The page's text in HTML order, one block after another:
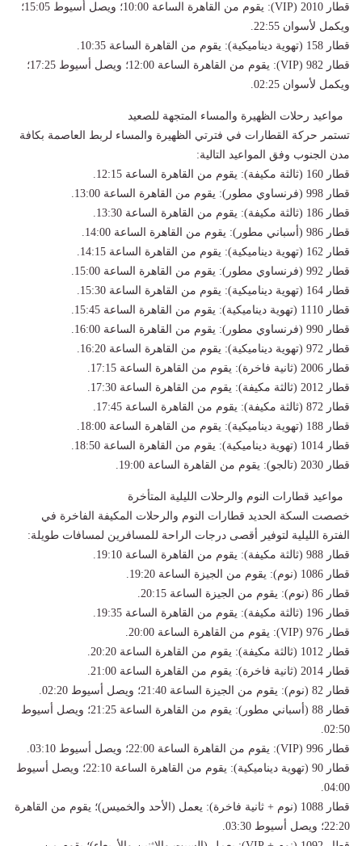
قطار 2010 (VIP): يقوم من القاهرة الساعة 10:00؛ ويصل أسيوط 15:05؛
ويكمل لأسوان 22:55.
قطار 158 (تهوية ديناميكية): يقوم من القاهرة الساعة 10:35.
قطار 982 (VIP): يقوم من القاهرة الساعة 12:00؛ ويصل أسيوط 17:25؛
ويكمل لأسوان 02:25.
مواعيد رحلات الظهيرة والمساء المتجهة للصعيد
تستمر حركة القطارات في فترتي الظهيرة والمساء لربط العاصمة بكافة
مدن الجنوب وفق المواعيد التالية:
قطار 160 (ثالثة مكيفة): يقوم من القاهرة الساعة 12:15.
قطار 998 (فرنساوي مطور): يقوم من القاهرة الساعة 13:00.
قطار 186 (ثالثة مكيفة): يقوم من القاهرة الساعة 13:30.
قطار 986 (أسباني مطور): يقوم من القاهرة الساعة 14:00.
قطار 162 (تهوية ديناميكية): يقوم من القاهرة الساعة 14:15.
قطار 992 (فرنساوي مطور): يقوم من القاهرة الساعة 15:00.
قطار 164 (تهوية ديناميكية): يقوم من القاهرة الساعة 15:30.
قطار 1110 (تهوية ديناميكية): يقوم من القاهرة الساعة 15:45.
قطار 990 (فرنساوي مطور): يقوم من القاهرة الساعة 16:00.
قطار 972 (تهوية ديناميكية): يقوم من القاهرة الساعة 16:20.
قطار 2006 (ثانية فاخرة): يقوم من القاهرة الساعة 17:15.
قطار 2012 (ثالثة مكيفة): يقوم من القاهرة الساعة 17:30.
قطار 872 (ثالثة مكيفة): يقوم من القاهرة الساعة 17:45.
قطار 188 (تهوية ديناميكية): يقوم من القاهرة الساعة 18:00.
قطار 1014 (تهوية ديناميكية): يقوم من القاهرة الساعة 18:50.
قطار 2030 (تالجو): يقوم من القاهرة الساعة 19:00.
مواعيد قطارات النوم والرحلات الليلية المتأخرة
خصصت السكة الحديد قطارات النوم والرحلات المكيفة الفاخرة في
الفترة الليلية لتوفير أقصى درجات الراحة للمسافرين لمسافات طويلة:
قطار 988 (ثالثة مكيفة): يقوم من القاهرة الساعة 19:10.
قطار 1086 (نوم): يقوم من الجيزة الساعة 19:20.
قطار 86 (نوم): يقوم من الجيزة الساعة 20:15.
قطار 196 (ثالثة مكيفة): يقوم من القاهرة الساعة 19:35.
قطار 976 (VIP): يقوم من القاهرة الساعة 20:00.
قطار 1012 (ثالثة مكيفة): يقوم من القاهرة الساعة 20:20.
قطار 2014 (ثانية فاخرة): يقوم من القاهرة الساعة 21:00.
قطار 82 (نوم): يقوم من الجيزة الساعة 21:40؛ ويصل أسيوط 02:20.
قطار 88 (أسباني مطور): يقوم من القاهرة الساعة 21:25؛ ويصل أسيوط
02:50.
قطار 996 (VIP): يقوم من القاهرة الساعة 22:00؛ ويصل أسيوط 03:10.
قطار 90 (تهوية ديناميكية): يقوم من القاهرة الساعة 22:10؛ ويصل أسيوط
04:00.
قطار 1088 (نوم + ثانية فاخرة): يعمل (الأحد والخميس)؛ يقوم من القاهرة
22:20؛ ويصل أسيوط 03:30.